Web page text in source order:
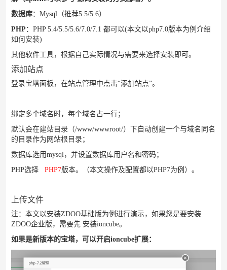
数据库：Mysql（推荐5.5/5.6）
PHP ：PHP 5.4/5.5/5.6/7.0/7.1 都可以(本文以php7.0版本为例介绍
如何安装)
其他软件工具，根据自己实际情况与需要来选择安装即可。
添加站点
登录宝塔面板，在站点管理中点击“添加站点”。
绑定多个域名时，每个域名占一行；
默认会在建站目录（/www/wwwroot/）下自动创建一个与域名同名
的目录作为网站根目录；
数据库选用mysql，并设置数据库用户名和密码；
PHP选择 PHP7版本。（本文操作及配置都以PHP7为例）。
上传文件
注：本文以安装ZDOO基础版为例进行演示，如果您是要安装
ZDOO企业版，需要先 安装ioncube。
如果是新版本的宝塔，可以开启ioncube扩展：